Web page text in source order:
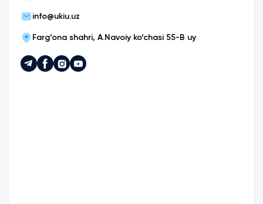
info@ukiu.uz
Farg‘ona shahri, A.Navoiy ko‘chasi 55-B uy